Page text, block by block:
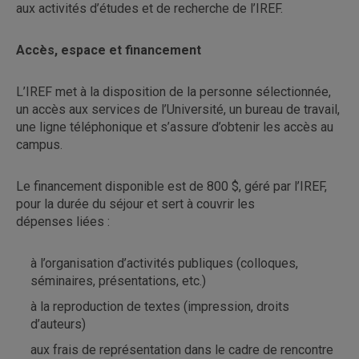
aux activités d’études et de recherche de l’IREF.
Accès, espace et financement
L’IREF met à la disposition de la personne sélectionnée,
un accès aux services de l’Université, un bureau de travail,
une ligne téléphonique et s’assure d’obtenir les accès au
campus.
Le financement disponible est de 800 $, géré par l’IREF,
pour la durée du séjour et sert à couvrir les
dépenses liées :
à l’organisation d’activités publiques (colloques,
séminaires, présentations, etc.)
à la reproduction de textes (impression, droits
d’auteurs)
aux frais de représentation dans le cadre de rencontre